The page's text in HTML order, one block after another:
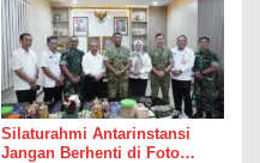
Silaturahmi Antarinstansi
Jangan Berhenti di Foto